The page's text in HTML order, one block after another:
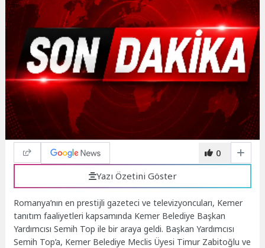
0
Yazı Özetini Göster
Romanya’nın en prestijli gazeteci ve televizyoncuları, Kemer
tanıtım faaliyetleri kapsamında Kemer Belediye Başkan
Yardımcısı Semih Top ile bir araya geldi. Başkan Yardımcısı
Semih Top’a, Kemer Belediye Meclis Üyesi Timur Zabitoğlu ve